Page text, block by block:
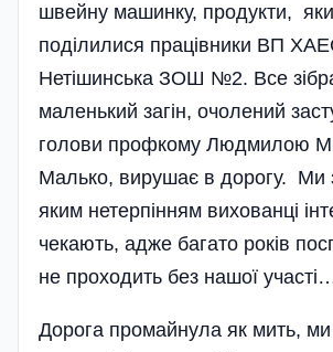
швейну машинку, продукти,
поділилися працівники ВП
Нетішинська ЗОШ №2. Все
маленький загін, очолений
голови профкому Людмилою
Малько, вирушає в дорогу. Ми
яким нетерпінням вихованці
чекають, адже багато років
не проходить без нашої
Дорога промайнула як мить,